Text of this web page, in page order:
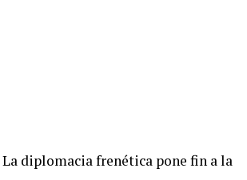
diplomacia frenética pone fin a la